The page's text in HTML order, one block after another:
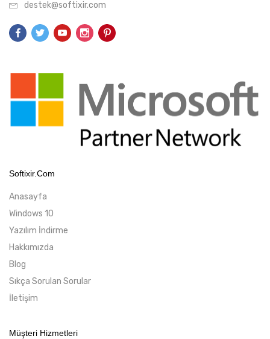
destek@softixir.com
Softixir.com
Anasayfa
Windows 10
Yazılım İndirme
Hakkımızda
Blog
Sıkça Sorulan Sorular
İletişim
Müşteri Hizmetleri